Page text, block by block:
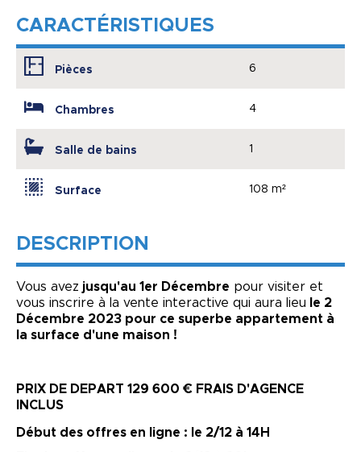
CARACTÉRISTIQUES
Pièces 6
Chambres 4
Salle de bains 1
Surface 108 m²
DESCRIPTION
Vous avez jusqu'au 1er Décembre pour visiter et
vous inscrire à la vente interactive qui aura lieu le 2
Décembre 2023 pour ce superbe appartement à
la surface d'une maison !
PRIX DE DEPART 129 600 € FRAIS D'AGENCE
INCLUS
Début des offres en ligne : le 2/12 à 14H